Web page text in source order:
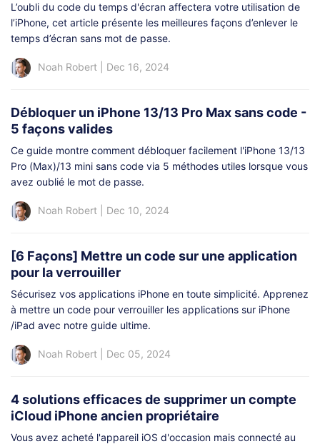
L’oubli du code du temps d'écran affectera votre utilisation de
l’iPhone, cet article présente les meilleures façons d’enlever le
temps d’écran sans mot de passe.
Noah Robert Dec 16, 2024
Débloquer un iPhone 13/13 Pro Max sans code -
5 façons valides
Ce guide montre comment débloquer facilement l'iPhone 13/13
Pro (Max)/13 mini sans code via 5 méthodes utiles lorsque vous
avez oublié le mot de passe.
Noah Robert Dec 10, 2024
[6 Façons] Mettre un code sur une application
pour la verrouiller
Sécurisez vos applications iPhone en toute simplicité. Apprenez
à mettre un code pour verrouiller les applications sur iPhone
/iPad avec notre guide ultime.
Noah Robert Dec 05, 2024
4 solutions efficaces de supprimer un compte
iCloud iPhone ancien propriétaire
Vous avez acheté l'appareil iOS d'occasion mais connecté au